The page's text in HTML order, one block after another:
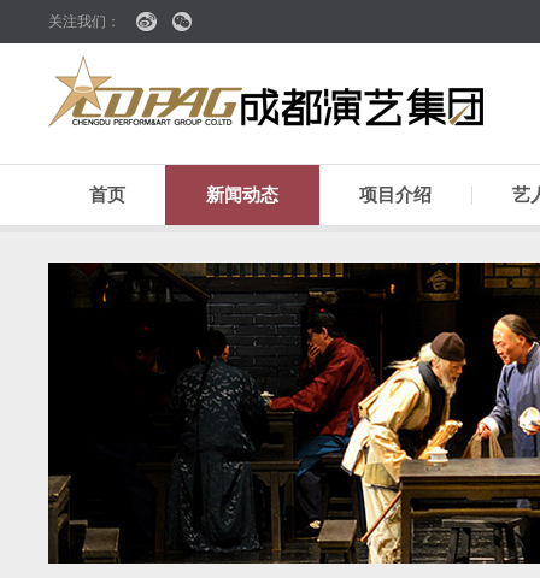
关注我们：
首页 新闻动态 项目介绍 艺